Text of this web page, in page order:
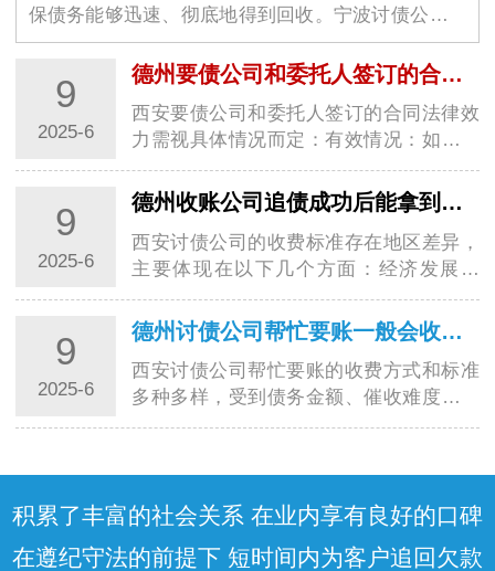
保债务能够迅速、彻底地得到回收。宁波讨债公司的
选择不仅仅是为了解决眼前的经济问题，更是为了维
护商业环境的稳定与良好运作。随着商业交易的增加
和…9
2025-6
德州要债公司和委托人签订的合同是否具有法律效力
西安要债公司和委托人签订的合同法律效
力需视具体情况而定：有效情况：如果西
安要债公司是经依法注册登记，经营范围
包含为企业或个人提供债务追讨服务，并
严格按照法律规定和合法程序进行追债活
动的专…
9
2025-6
德州收账公司追债成功后能拿到多少报酬?
西安讨债公司的收费标准存在地区差异，
主要体现在以下几个方面：经济发展水
平：经济发达地区如上海、北京、深圳
等，由于生活成本高、市场竞争激烈，西
安讨债公司运营成本也高，同时对专业人
才需求大，…
9
2025-6
德州讨债公司帮忙要账一般会收取多少费用?
西安讨债公司帮忙要账的收费方式和标准
多种多样，受到债务金额、催收难度等诸
多因素的影响，以下是一些常见的收费情
回金额的百分比收取，通常为 10%-50%。
简单案…
积累了丰富的社会关系 在业内享有良好的口碑
在遵纪守法的前提下 短时间内为客户追回欠款